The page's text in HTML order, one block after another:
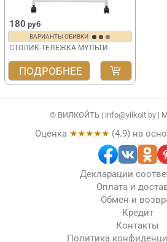
180 руб
ВАРИАНТЫ ОБИВКИ
СТОЛИК-ТЕЛЕЖКА МУЛЬТИ
ПОДРОБНЕЕ
© ВИЛКОЙТЬ | info@vilkoit.by |
Оценка ★★★★★ (4.9) на
Декларации
Оплата и
Обмен и
Кредит
Контакты
Политика